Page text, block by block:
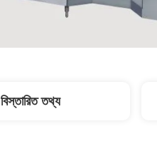
বিস্তারিত তথ্য